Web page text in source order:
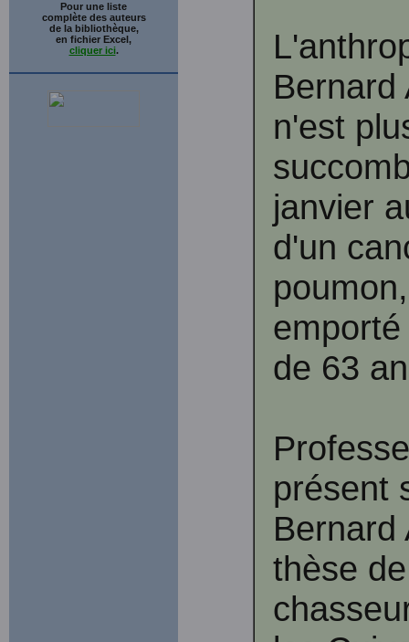
Pour une liste
complète des auteurs
de la bibliothèque,
en fichier Excel,
cliquer ici.
Bernard
n'est
janvier
d'un
de 63
présent
Bernard
thèse